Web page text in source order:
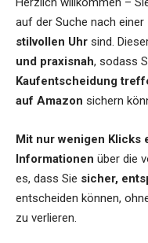
auf der Suche nach einer
stilvollen Uhr sind.
und praxisnah, sodass
Kaufentscheidung
auf Amazon sichern
Mit nur wenigen Klicks
Informationen über die
es, dass Sie sicher,
entscheiden können,
zu verlieren.